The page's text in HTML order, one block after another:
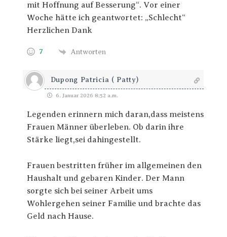
mit Hoffnung auf Besserung“. Vor einer
Woche hätte ich geantwortet: „Schlecht“
Herzlichen Dank
7 Antworten
Dupong Patricia ( Patty)
6. Januar 2026 8:52 a.m.
Legenden erinnern mich daran,dass meistens
Frauen Männer überleben. Ob darin ihre
Stärke liegt,sei dahingestellt.
Frauen bestritten früher im allgemeinen den
Haushalt und gebaren Kinder. Der Mann
sorgte sich bei seiner Arbeit ums
Wohlergehen seiner Familie und brachte das
Geld nach Hause.